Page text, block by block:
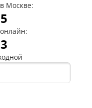
Москве: